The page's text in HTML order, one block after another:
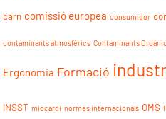
carn comissió europea consumidor
contaminants atmosfèrics Contaminants
Ergonomia Formació
INSST miocardi normes internacionals OMS